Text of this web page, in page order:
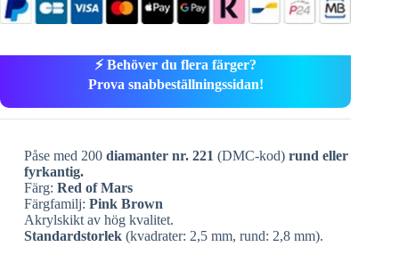
⚡ Behöver du flera färger?
Prova snabbeställningssidan!
Påse med 200 diamanter nr. 221 (DMC-kod) rund eller
fyrkantig.
Färg: Red of Mars
Färgfamilj: Pink Brown
Akrylskikt av hög kvalitet.
Standardstorlek(kvadrater: 2,5 mm, rund: 2,8 mm).